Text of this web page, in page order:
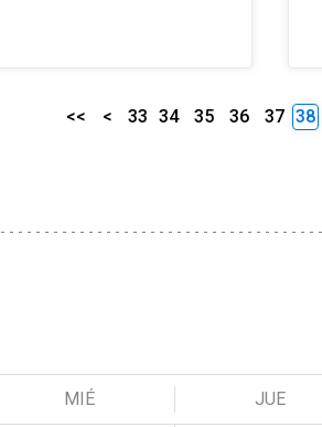
<< < 33 34 35 36 37 38
MIÉ JUE